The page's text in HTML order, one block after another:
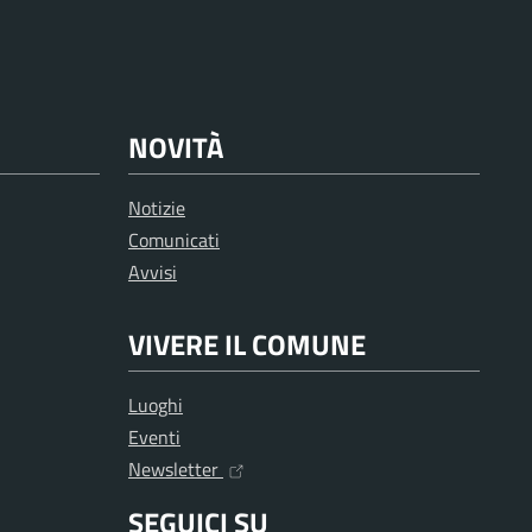
NOVITÀ
Notizie
Comunicati
Avvisi
VIVERE IL COMUNE
Luoghi
Eventi
Newsletter
SEGUICI SU